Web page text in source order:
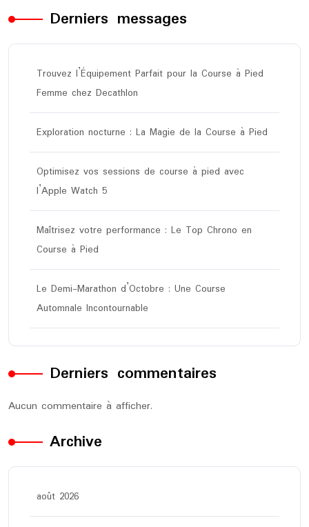
Derniers messages
Trouvez l’Équipement Parfait pour la Course à Pied
Femme chez Decathlon
Exploration nocturne : La Magie de la Course à Pied
Optimisez vos sessions de course à pied avec
l’Apple Watch 5
Maîtrisez votre performance : Le Top Chrono en
Course à Pied
Le Demi-Marathon d’Octobre : Une Course
Automnale Incontournable
Derniers commentaires
Aucun commentaire à afficher.
Archive
août 2026